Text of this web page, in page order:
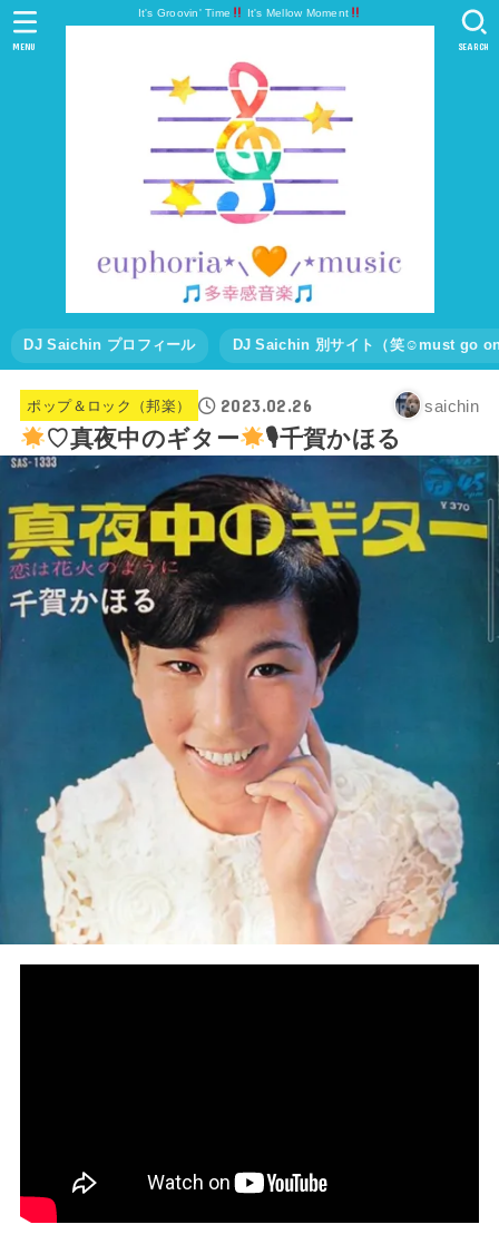
It's Groovin' Time It's Mellow Moment
DJ Saichin プロフィール DJ Saichin 別サイト（笑☺must go
SEARCH
MENU
ポップ＆ロック（邦楽） 2023.02.26 saichin
♡真夜中のギター 🎙千賀かほる